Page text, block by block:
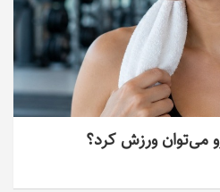
می‌توان ورزش کرد؟